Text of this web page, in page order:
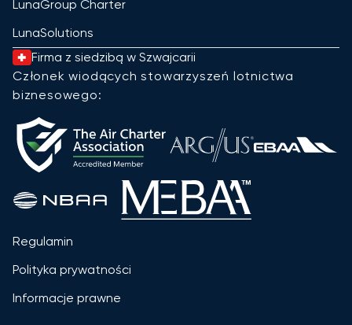
LunaGroup Charter
LunaSolutions
Firma z siedzibą w Szwajcarii
Członek wiodących stowarzyszeń lotnictwa
biznesowego:
Regulamin
Polityka prywatności
Informacje prawne